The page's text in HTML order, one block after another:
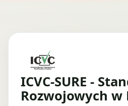
ICVC-SURE -
Rozwojowych w